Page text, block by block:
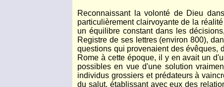
Reconnaissant la volonté de Dieu
particulièrement clairvoyante de la
un équilibre constant dans les
Registre de ses lettres (environ 800),
questions qui provenaient des évêques,
Rome à cette époque, il y en avait un
possibles en vue d'une solution
individus grossiers et prédateurs à
du salut, établissant avec eux des